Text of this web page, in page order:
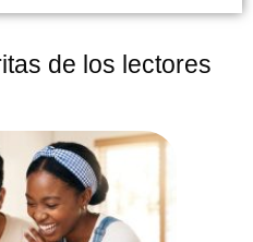
de los lectores